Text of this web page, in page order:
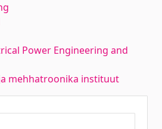
Power Engineering and
mehhatroonika instituut